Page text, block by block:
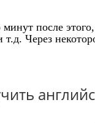
после
Через